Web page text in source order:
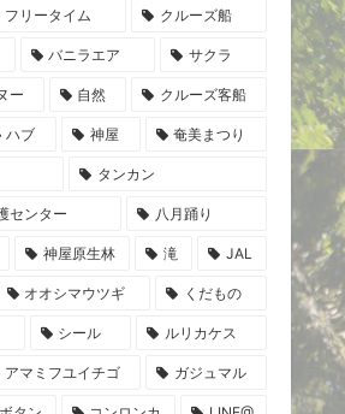
フリータイム クルーズ船
バニラエア サクラ
ー 自然 クルーズ客船
ハブ 神屋 奄美まつり
タンカン
センター 八月踊り
神屋原生林 滝 JAL
オオシマウツギ くだもの
シール ルリカケス
アマミフユイチゴ ガジュマル